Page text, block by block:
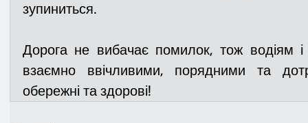
зупиниться.
Дорога не вибачає помилок, тож водіям
взаємно ввічливими, порядними та
обережні та здорові!